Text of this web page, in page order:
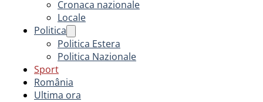
Cronaca nazionale
Locale
Politica
Politica Estera
Politica Nazionale
Sport
România
Ultima ora